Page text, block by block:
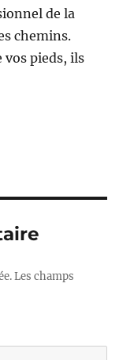
de la
chemins.
vos pieds, ils
Les champs